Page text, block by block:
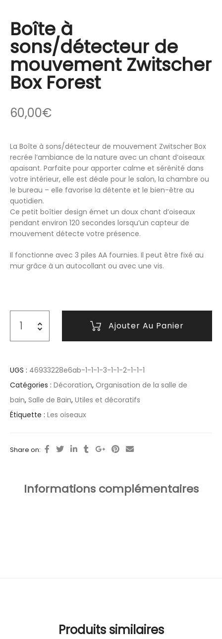
Boîte à
sons/détecteur de
mouvement Zwitscher
Box Forest
60,00€
La Boîte à sons/détecteur de mouvement Zwitscher Box
recrée l’ambiance de la nature avec un chant d’oiseaux
apaisant. Parfaite pour apporter calme et sérénité dans
votre intérieur, elle est déale pour le salon, la chambre ou
le bureau – elle favorise la détente et le bien-être au
quotidien.
Ce petit boîtier design émet un doux chant d’oiseaux
pendant environ 120 secondes lorsqu’un capteur de
mouvement détecte votre présence.
Il fonctionne avec 3 piles AA fournies. Il peut être fixé au
mur grâce à un autocollant ou avec une vis.
Ajouter Au Panier
UGS : 46933228e6ab-1-1-1-3-1-1-2-1-1-1
Catégories : Décoration, Organisation de la salle de
bain, Salle de Bain, Utiles et décoratifs
Étiquette : Les oiseaux
Share on:
Informations complémentaires
Produits similaires